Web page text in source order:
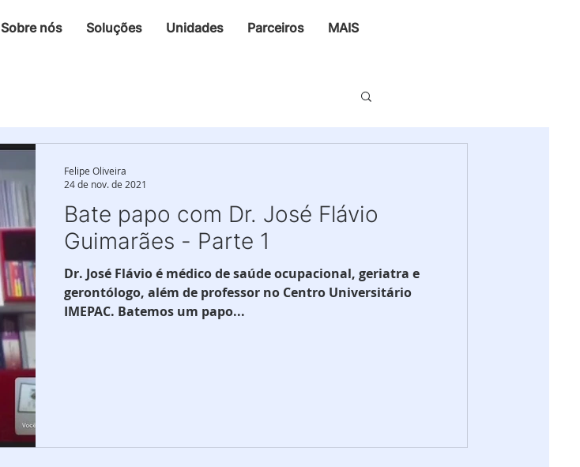
Sobre nós Soluções Unidades Parceiros MAIS
Bate papo com Dr. José Flávio
Guimarães - Parte 1
Dr. José Flávio é médico de saúde ocupacional, geriatra e
gerontólogo, além de professor no Centro Universitário
IMEPAC. Batemos um papo...
Felipe Oliveira
24 de nov. de 2021